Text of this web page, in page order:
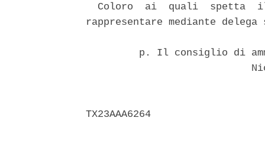
Coloro  ai  quali  spetta
rappresentare mediante
p. Il consiglio di